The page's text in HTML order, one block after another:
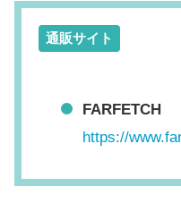
通販サイト
FARFETCH
https://